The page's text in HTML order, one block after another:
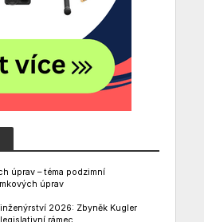
úprav – téma podzimní
úprav
2026: Zbyněk Kugler